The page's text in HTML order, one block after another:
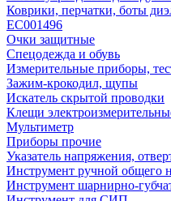
Коврики, перчатки, боты
EC001496
Очки защитные
Спецодежда и обувь
Измерительные приборы,
Зажим-крокодил, щупы
Искатель скрытой проводки
Клещи
Мультиметр
Приборы прочие
Указатель напряжения,
Инструмент ручной общего
Инструмент шарнирно-